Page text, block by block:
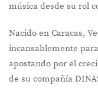
música desde su rol
Nacido en Caracas,
incansablemente
apostando por el
de su compañía